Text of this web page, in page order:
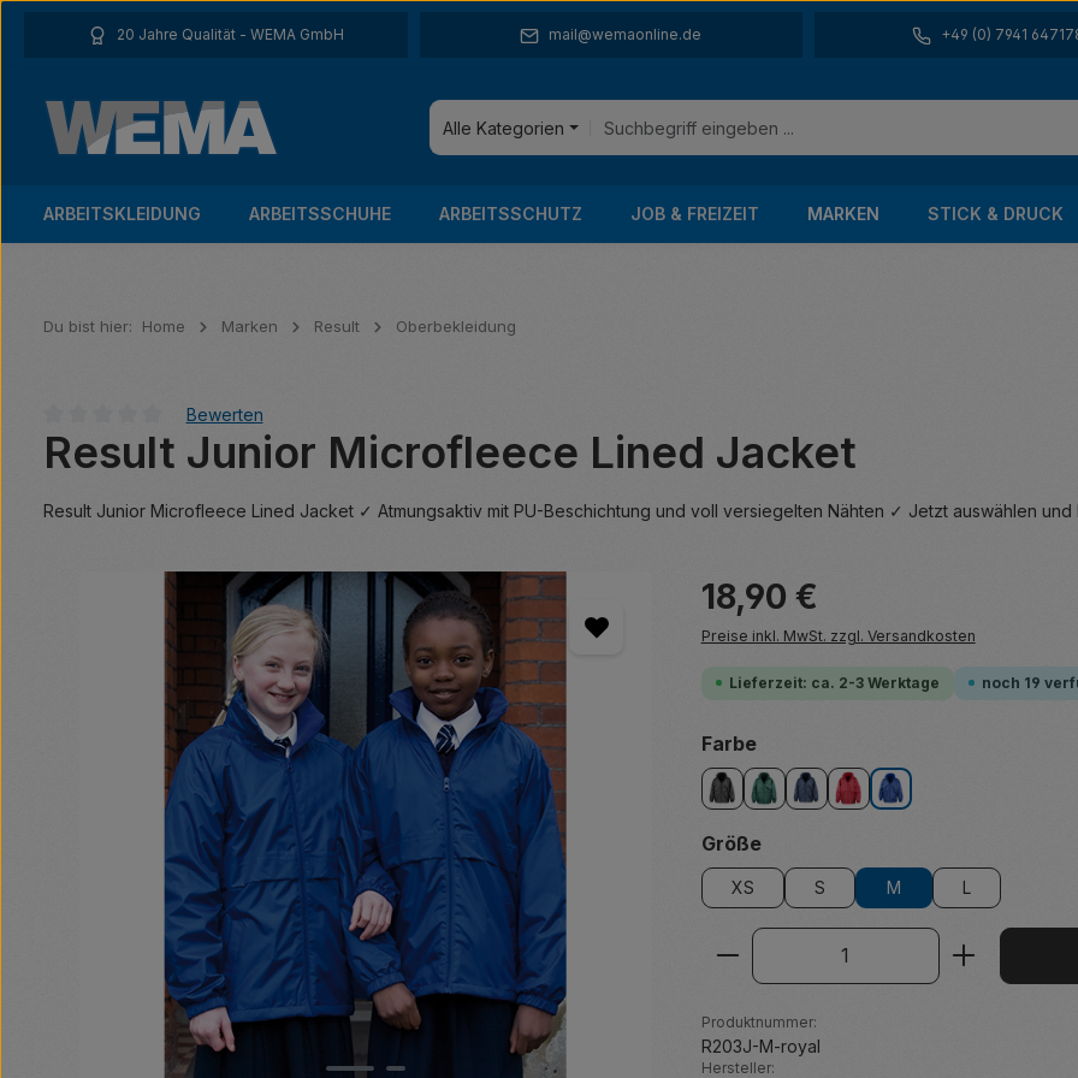
Hauptinhalt springen
Zur Suche springen
Zur Hauptnavigation springen
20 Jahre Qualität - WEMA GmbH mail@wemaonline.de +49 (0) 7941
Alle Kategorien
ARBEITSKLEIDUNG ARBEITSSCHUHE ARBEITSSCHUTZ JOB & FREIZEIT MARKEN STICK & DRUCK
Du bist hier: Home Marken Result Oberbekleidung
Durchschnittliche Bewertung von 0 von 5 Sternen
Bewerten
Result Junior Microfleece Lined Jacket
Result Junior Microfleece Lined Jacket ✓ Atmungsaktiv mit PU-Beschichtung und voll versiegelten Nähten ✓ Jetzt auswählen
Bildergalerie überspringen Regulärer Preis:
18,90 €
Preise inkl. MwSt. zzgl. Versandkosten
Lieferzeit: ca. 2-3 Werktage noch 19
Farbeauswählen
blackbottlenavyred royal
Größeauswählen
XS S M L
Produkt Anzahl: Gib den
Produktnummer:
R203J-M-royal
Hersteller: